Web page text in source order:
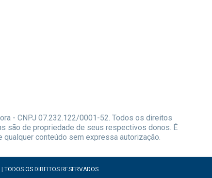
- CNPJ 07.232.122/0001-52. Todos os direitos
são de propriedade de seus respectivos donos. É
qualquer conteúdo sem expressa autorização.
TODOS OS DIREITOS RESERVADOS.